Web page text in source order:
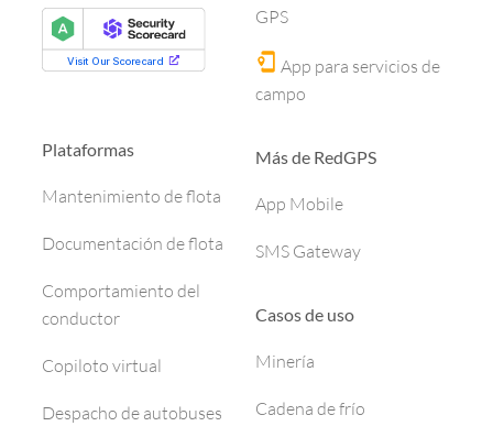
Plataformas
Mantenimiento de flota
Documentación de flota
Comportamiento del
conductor
Copiloto virtual
Despacho de autobuses
GPS
App para servicios de
campo
Más de RedGPS
App Mobile
SMS Gateway
Casos de uso
Minería
Cadena de frío